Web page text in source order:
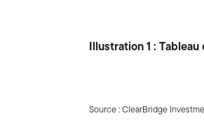
Illustration 1 :
Source : ClearBridge